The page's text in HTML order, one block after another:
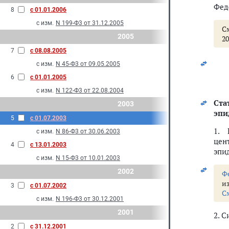
8
с 01.01.2006
с изм. N 199-Ф3 от 31.12.2005
2005
7
с 08.08.2005
с изм. N 45-Ф3 от 09.05.2005
6
с 01.01.2005
с изм. N 122-Ф3 от 22.08.2004
2003
5
с 01.07.2003
с изм. N 86-Ф3 от 30.06.2003
4
с 13.01.2003
с изм. N 15-Ф3 от 10.01.2003
2002
3
с 01.07.2002
с изм. N 196-Ф3 от 30.12.2001
2001
2 с 31.12.2001
1.
2.